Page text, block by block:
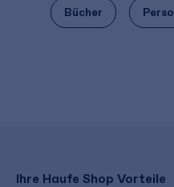
Bücher
Ihre Haufe Shop Vorteile